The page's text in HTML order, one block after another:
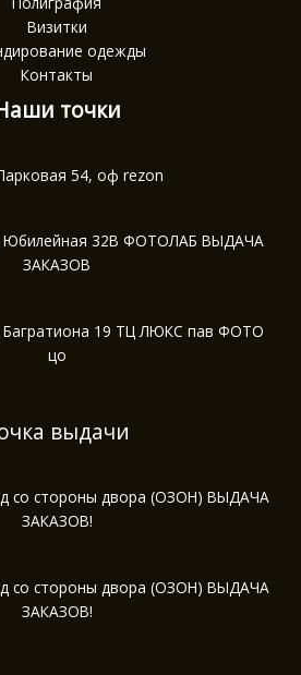
Визитки
одежды
Контакты
точки
54, оф rezon
Юбилейная 32В ФОТОЛАБ ВЫДАЧА
ЗАКАЗОВ
Багратиона 19 ТЦ ЛЮКС пав ФОТО
цо
выдачи
со стороны двора (ОЗОН) ВЫДАЧА
ЗАКАЗОВ!
со стороны двора (ОЗОН) ВЫДАЧА
ЗАКАЗОВ!